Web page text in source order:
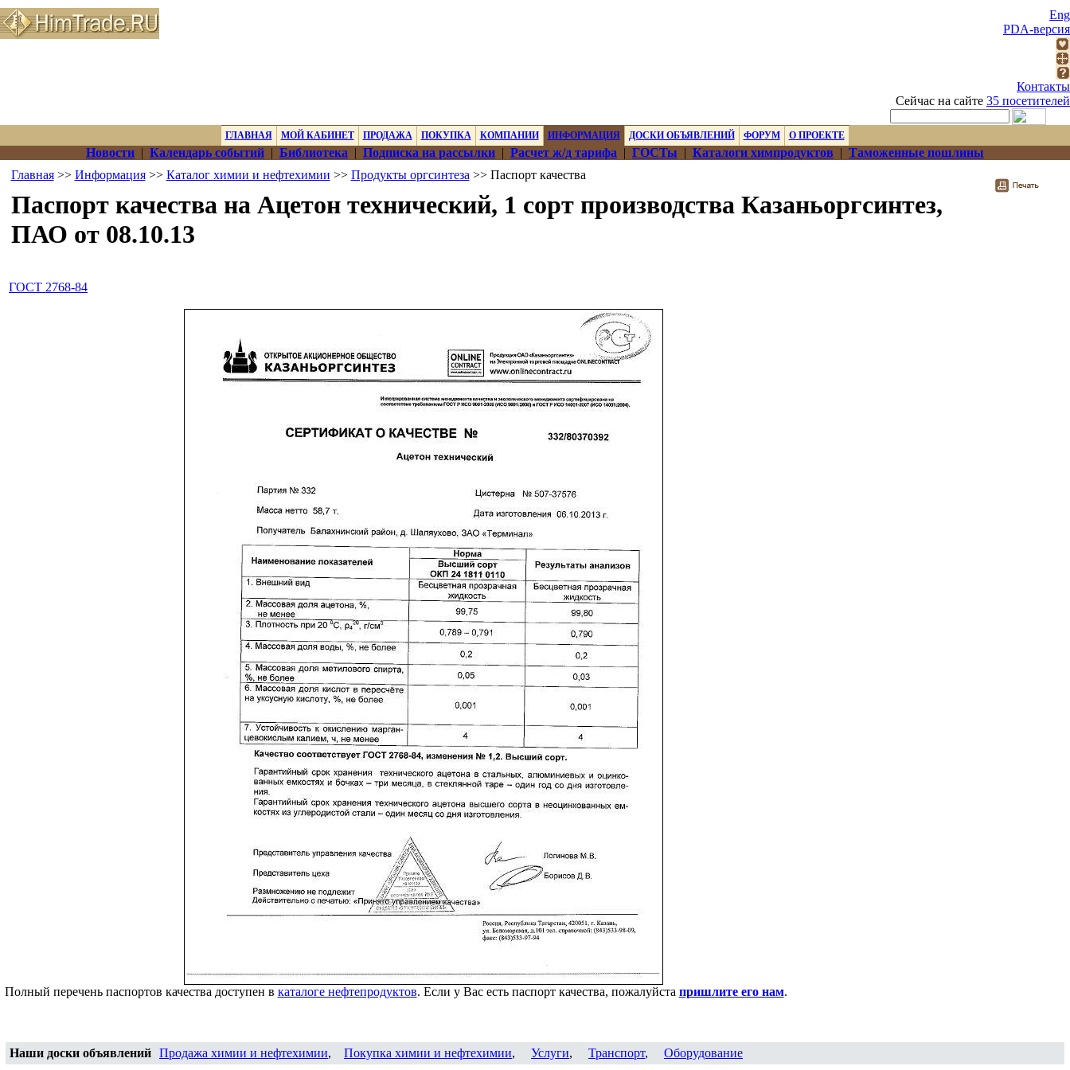
Eng
PDA-версия
Контакты
Сейчас на сайте 35 посетителей
ГЛАВНАЯ МОЙ КАБИНЕТ ПРОДАЖА ПОКУПКА КОМПАНИИ ИНФОРМАЦИЯ ДОСКИ ОБЪЯВЛЕНИЙ ФОРУМ О ПРОЕКТЕ
Новости | Календарь событий | Библиотека | Подписка на рассылки | Расчет ж/д тарифа | ГОСТы | Каталоги химпродуктов | Таможенные пошлины
Главная>> Информация>> Каталог химии и нефтехимии >> Продукты оргсинтеза >> Паспорт качества
Паспорт качества на Ацетон технический, 1 сорт производства Казаньоргсинтез,
ПАО от 08.10.13
ГОСТ 2768-84
Полный перечень паспортов качества доступен в каталоге нефтепродуктов. Если у Вас есть паспорт качества, пожалуйста пришлите его нам.
Наши доски объявлений Продажа химии и нефтехимии, Покупка химии и нефтехимии, Услуги, Транспорт, Оборудование